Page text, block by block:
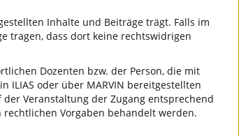
Inhalte und Beiträge trägt. Falls im
tragen, dass dort keine rechtswidrigen
Dozenten bzw. der Person, die mit
oder über MARVIN bereitgestellten
Veranstaltung der Zugang entsprechend
Vorgaben behandelt werden.